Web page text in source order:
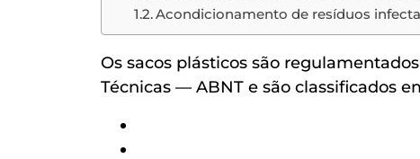
Acondicionamento de resíduos
Os sacos plásticos são
Técnicas — ABNT e são classificados